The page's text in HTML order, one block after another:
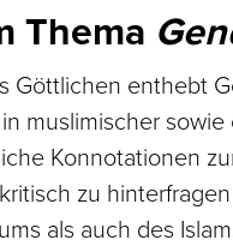
Thema
Göttlichen enthebt
muslimischer
Konnotationen
zu
als auch des